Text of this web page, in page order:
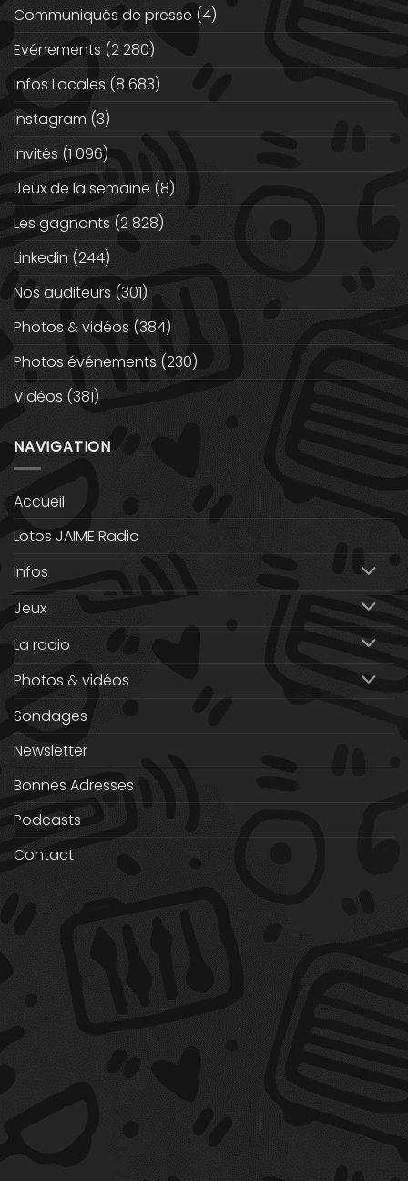
Communiqués de presse (4)
Evénements (2 280)
Infos Locales (8 683)
instagram (3)
Invités (1 096)
Jeux de la semaine (8)
Les gagnants (2 828)
Linkedin (244)
Nos auditeurs (301)
Photos & vidéos (384)
Photos événements (230)
Vidéos (381)
NAVIGATION
Accueil
Lotos JAIME Radio
Infos
Jeux
La radio
Photos & vidéos
Sondages
Newsletter
Bonnes Adresses
Podcasts
Contact